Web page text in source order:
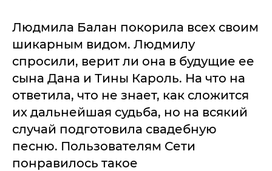
Людмила Балан покорила всех своим
шикарным видом. Людмилу
спросили, верит ли она в будущие ее
сына Дана и Тины Кароль. На что на
ответила, что не знает, как сложится
их дальнейшая судьба, но на всякий
случай подготовила свадебную
песню. Пользователям Сети
понравилось такое